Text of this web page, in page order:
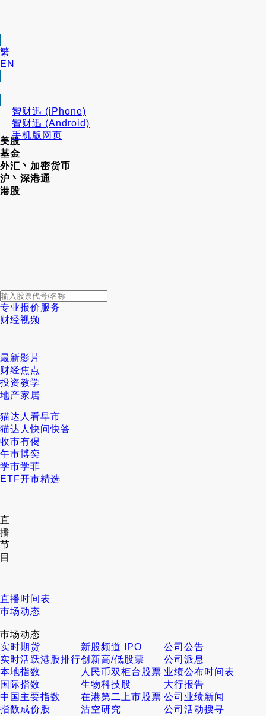
繁
EN
智财迅 (iPhone)
智财迅 (Android)
手机版网页
美股
基金
外汇丶加密货币
沪丶深港通
港股
专业报价服务
财经视频
最新影片
财经焦点
投资教学
地产家居
猫达人看早市
猫达人快问快答
收市有偈
午市博奕
学市学菲
ETF开市精选
直
播
节
目
直播时间表
巿场动态
巿场动态
实时期货
新股频道 IPO
公司公告
实时活跃港股排行创新高/低股票
公司派息
本地指数
人民币双柜台股票 业绩公布时间表
国际指数
生物科技股
大行报告
中国主要指数
在港第二上市股票 公司业绩新闻
指数成份股
沽空研究
公司活动搜寻